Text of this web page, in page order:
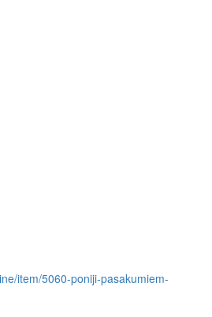
item/5060-poniji-pasakumiem-